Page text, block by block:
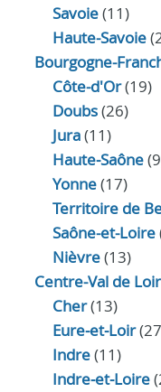
Savoie(11)
Haute-Savoie
Bourgogne-
Côte-d'Or(19)
Doubs(26)
Jura(11)
Haute‑Saône
Yonne(17)
Territoire de
Saône-et-Loire
Nièvre(13)
Centre-Val de
Cher(13)
Eure‑et‑Loir
Indre(11)
Indre‑et‑Loire